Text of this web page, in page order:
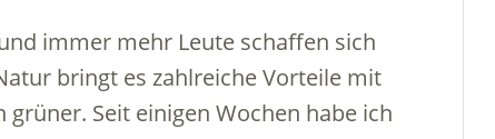
immer mehr Leute schaffen sich
bringt es zahlreiche Vorteile mit
Seit einigen Wochen habe ich